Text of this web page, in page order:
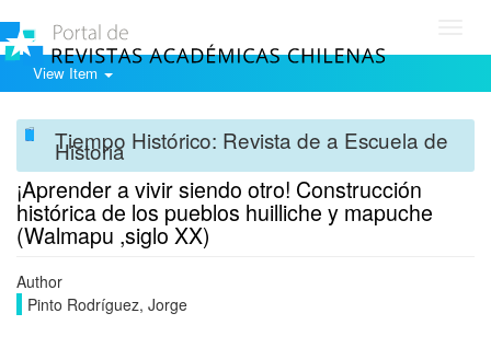
View Item
Tiempo Histórico: Revista de a Escuela de
Historia
¡Aprender a vivir siendo otro! Construcción
histórica de los pueblos huilliche y mapuche
(Walmapu ,siglo XX)
Author
Pinto Rodríguez, Jorge